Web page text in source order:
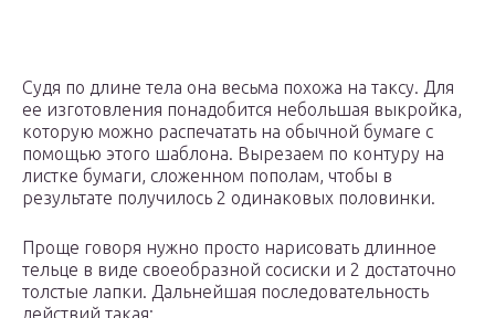
Судя по длине тела она весьма похожа на таксу. Для
ее изготовления понадобится небольшая выкройка,
которую можно распечатать на обычной бумаге с
помощью этого шаблона. Вырезаем по контуру на
листке бумаги, сложенном пополам, чтобы в
результате получилось 2 одинаковых половинки.
Проще говоря нужно просто нарисовать длинное
тельце в виде своеобразной сосиски и 2 достаточно
толстые лапки. Дальнейшая последовательность
действий такая: